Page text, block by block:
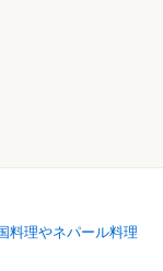
料理やネパール料理